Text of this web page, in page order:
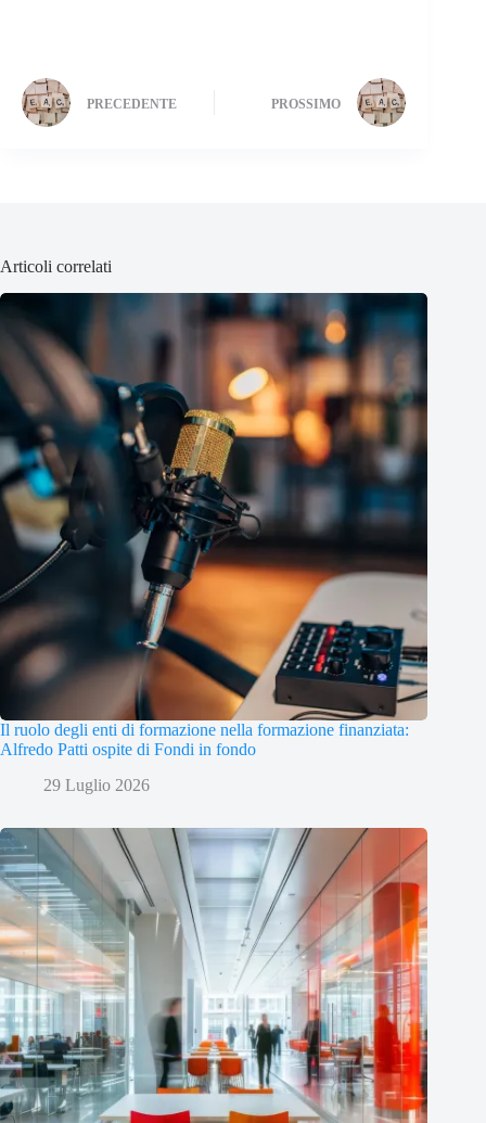
PRECEDENTE PROSSIMO
Articoli correlati
Il ruolo degli enti di formazione nella formazione finanziata:
Alfredo Patti ospite di Fondi in fondo
29 Luglio 2026